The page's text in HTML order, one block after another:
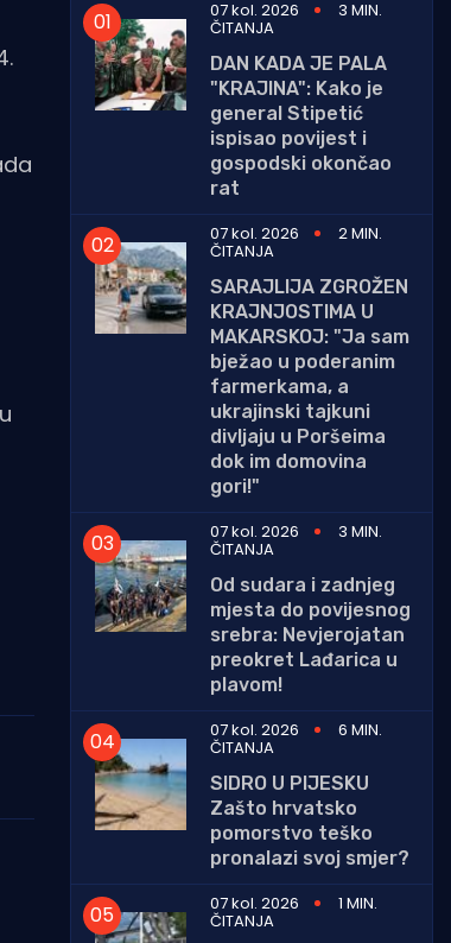
07 kol. 2026 3 MIN.
ČITANJA
DAN KADA JE PALA
"KRAJINA": Kako je
general Stipetić
ispisao povijest i
gospodski okončao
rat
07 kol. 2026
2 MIN.
ČITANJA
SARAJLIJA ZGROŽEN
KRAJNJOSTIMA U
MAKARSKOJ: "Ja sam
bježao u poderanim
farmerkama, a
ukrajinski tajkuni
divljaju u Poršeima
dok im domovina
gori!"
07 kol. 2026
3 MIN.
ČITANJA
Od sudara i zadnjeg
mjesta do povijesnog
srebra: Nevjerojatan
preokret Lađarica u
plavom!
07 kol. 2026
6 MIN.
ČITANJA
SIDRO U PIJESKU
Zašto hrvatsko
pomorstvo teško
pronalazi svoj smjer?
07 kol. 2026
1 MIN.
ČITANJA